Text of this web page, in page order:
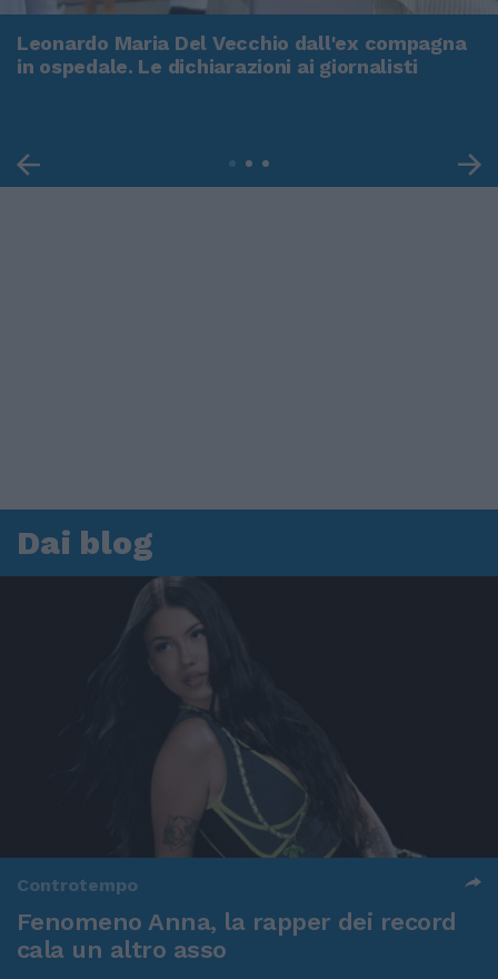
Leonardo Maria Del Vecchio dall'ex compagna
in ospedale. Le dichiarazioni ai giornalisti
Dai blog
Controtempo
Fenomeno Anna, la rapper dei record
cala un altro asso